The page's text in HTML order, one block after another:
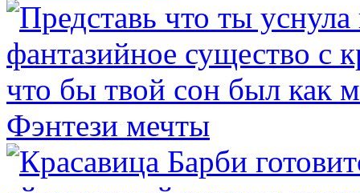
Фэнтези мечты